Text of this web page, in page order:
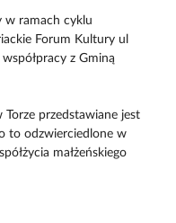
w ramach cyklu
Forum Kultury ul
z Gminą
przedstawiane jest
to odzwierciedlone w
małżeńskiego